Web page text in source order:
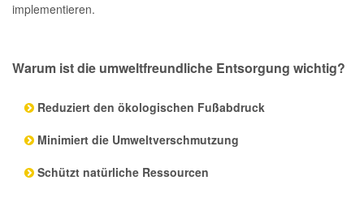
implementieren.
Warum ist die umweltfreundliche Entsorgung wichtig?
Reduziert den ökologischen Fußabdruck
Minimiert die Umweltverschmutzung
Schützt natürliche Ressourcen
Karosserieteile
Scheibenreinigung
Zündanlage und Glühanlage
Prüf- und Messwerkzeuge
Karosserie Werkzeug
Reifen Zubehör
Werkstattbedarf
Daihatsu Ersatzteile